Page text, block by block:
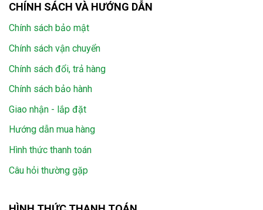
CHÍNH SÁCH VÀ HƯỚNG DẪN
Chính sách bảo mật
Chính sách vận chuyển
Chính sách đổi, trả hàng
Chính sách bảo hành
Giao nhận - lắp đặt
Hướng dẫn mua hàng
Hình thức thanh toán
Câu hỏi thường gặp